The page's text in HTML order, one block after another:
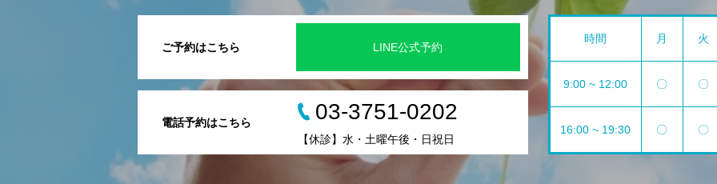
ご予約はこちら LINE公式予約
電話予約はこちら 03-3751-0202
【休診】水・土曜午後・日祝日
時間 月 火
9:00 ~ 12:00 〇 〇
16:00 ~ 19:30 〇 〇